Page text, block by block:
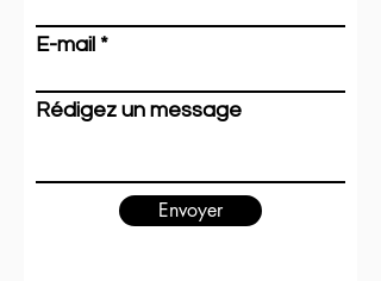
E-mail
Rédigez un message
Envoyer